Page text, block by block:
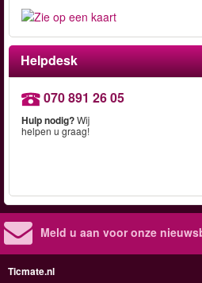
Helpdesk
070 891 26 05
Hulp nodig?Wij
helpen u graag!
Meld u aan voor onze
Ticmate.nl